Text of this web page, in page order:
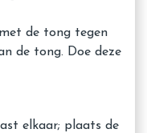
de tong tegen
de tong. Doe deze
elkaar; plaats de